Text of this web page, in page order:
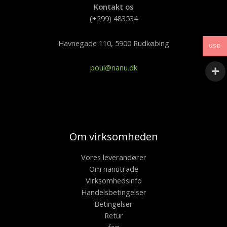
Kontakt os
(+299) 483534
Havnegade 110, 5900 Rudkøbing
poul@nanu.dk
Om virksomheden
Vores leverandører
Om nanutrade
Virksomhedsinfo
Handelsbetingelser
Betingelser
Retur
USD